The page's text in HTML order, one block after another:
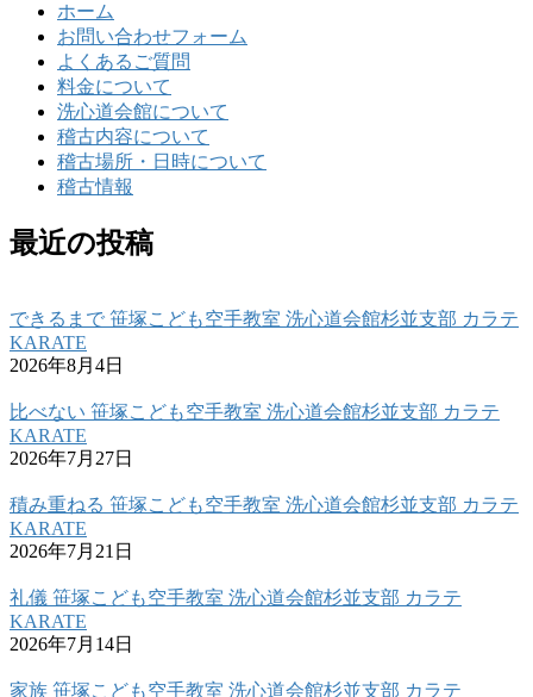
ホーム
お問い合わせフォーム
よくあるご質問
料金について
洗心道会館について
稽古内容について
稽古場所・日時について
稽古情報
最近の投稿
できるまで 笹塚こども空手教室 洗心道会館杉並支部 カラテ
KARATE
2026年8月4日
比べない 笹塚こども空手教室 洗心道会館杉並支部 カラテ
KARATE
2026年7月27日
積み重ねる 笹塚こども空手教室 洗心道会館杉並支部 カラテ
KARATE
2026年7月21日
礼儀 笹塚こども空手教室 洗心道会館杉並支部 カラテ
KARATE
2026年7月14日
家族 笹塚こども空手教室 洗心道会館杉並支部 カラテ